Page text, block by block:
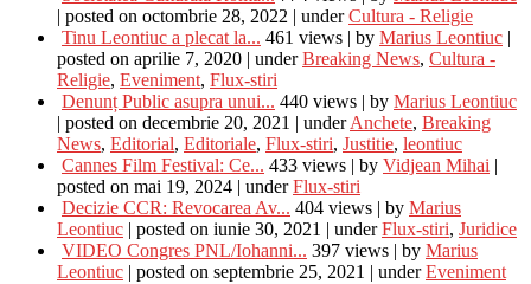
| posted on octombrie 28, 2022 | underCultura - Religie
Tinu Leontiuc a plecat la... 461 views | by Marius Leontiuc |
posted on aprilie 7, 2020 | underBreaking News, Cultura -
Religie, Eveniment, Flux-stiri
Denunț Public asupra unui... 440 views | by Marius Leontiuc
| posted on decembrie 20, 2021 | underAnchete, Breaking
News, Editorial, Editoriale, Flux-stiri, Justitie, leontiuc
Cannes Film Festival: Ce... 433 views | by Vidjean Mihai |
posted on mai 19, 2024 | underFlux-stiri
Decizie CCR: Revocarea Av... 404 views | by Marius
Leontiuc | posted on iunie 30, 2021 | underFlux-stiri, Juridice
VIDEO Congres PNL/Iohanni... 397 views | by Marius
Leontiuc | posted on septembrie 25, 2021 | underEveniment